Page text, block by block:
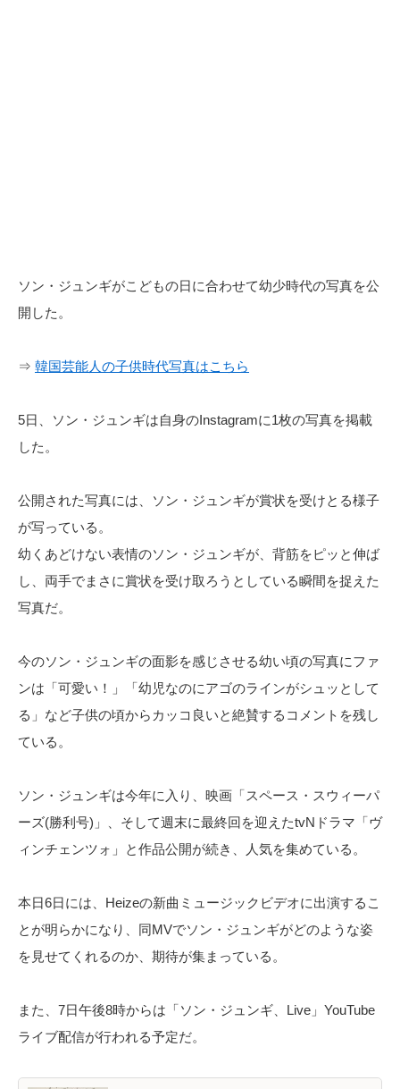
ソン・ジュンギがこどもの日に合わせて幼少時代の写真を公
開した。
⇒ 韓国芸能人の子供時代写真はこちら
5日、ソン・ジュンギは自身のInstagramに1枚の写真を掲載
した。
公開された写真には、ソン・ジュンギが賞状を受けとる様子
が写っている。
幼くあどけない表情のソン・ジュンギが、背筋をピッと伸ば
し、両手でまさに賞状を受け取ろうとしている瞬間を捉えた
写真だ。
今のソン・ジュンギの面影を感じさせる幼い頃の写真にファ
ンは「可愛い！」「幼児なのにアゴのラインがシュッとして
る」など子供の頃からカッコ良いと絶賛するコメントを残し
ている。
ソン・ジュンギは今年に入り、映画「スペース・スウィーパ
ーズ(勝利号)」、そして週末に最終回を迎えたtvNドラマ「ヴ
ィンチェンツォ」と作品公開が続き、人気を集めている。
本日6日には、Heizeの新曲ミュージックビデオに出演するこ
とが明らかになり、同MVでソン・ジュンギがどのような姿
を見せてくれるのか、期待が集まっている。
また、7日午後8時からは「ソン・ジュンギ、Live」YouTube
ライブ配信が行われる予定だ。